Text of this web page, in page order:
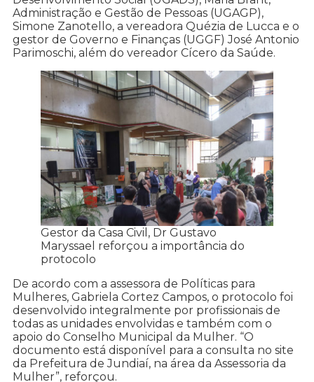
Administração e Gestão de Pessoas (UGAGP),
Simone Zanotello, a vereadora Quézia de Lucca e o
gestor de Governo e Finanças (UGGF) José Antonio
Parimoschi, além do vereador Cícero da Saúde.
Gestor da Casa Civil, Dr Gustavo
Maryssael reforçou a importância do
protocolo
De acordo com a assessora de Políticas para
Mulheres, Gabriela Cortez Campos, o protocolo foi
desenvolvido integralmente por profissionais de
todas as unidades envolvidas e também com o
apoio do Conselho Municipal da Mulher. “O
documento está disponível para a consulta no site
da Prefeitura de Jundiaí, na área da Assessoria da
Mulher”, reforçou.